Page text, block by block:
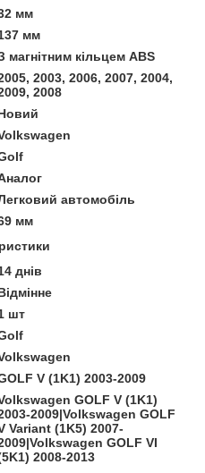
мм
мм
магнітним кільцем ABS
2003, 2006, 2007, 2004,
2008
автомобіль
мм
днів
шт
V (1K1) 2003-2009
GOLF V (1K1)
2009|Volkswagen GOLF
Variant (1K5) 2007-
GOLF VI
2008-2013